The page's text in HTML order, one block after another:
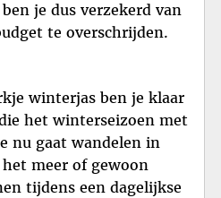
je dus verzekerd van
te overschrijden.
winterjas ben je klaar
het winterseizoen met
nu gaat wandelen in
meer of gewoon
tijdens een dagelijkse